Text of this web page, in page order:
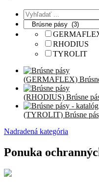
RHODIUS
TYROLIT
(GERMAFLEX)
(RHODIUS) Brúsne
(TYROLIT) Brúsne
Nadradená kategória
Ponuka